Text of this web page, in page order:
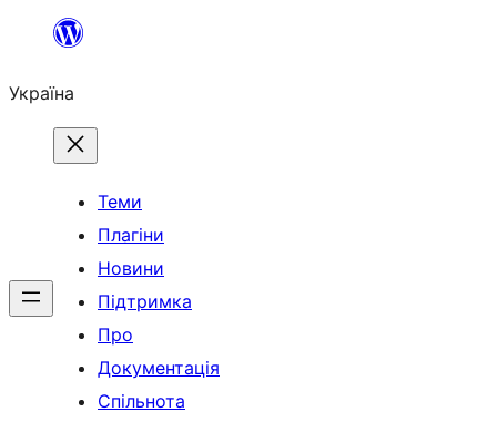
Перейти
вмісту
Україна
Теми
Плагіни
Новини
Підтримка
Про
Документація
Спільнота